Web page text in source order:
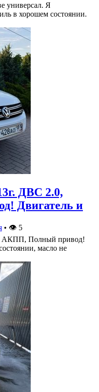
универсал. Я
в хорошем состоянии.
ДВС 2.0,
Двигатель и
• 👁 5
АКПП, Полный привод!
масло не